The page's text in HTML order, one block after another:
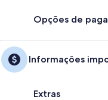
Opções de
Informações
Extras